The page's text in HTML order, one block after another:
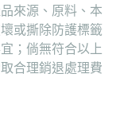
來源、原料、本
或撕除防護標籤
；倘無符合以上
合理銷退處理費